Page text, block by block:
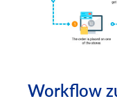
Workflow